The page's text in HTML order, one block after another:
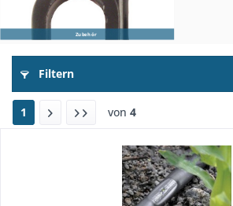
Zubehör
Filtern
1 von 4